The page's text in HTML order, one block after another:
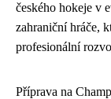
českého hokeje v
zahraniční hráče,
profesionální
Příprava na